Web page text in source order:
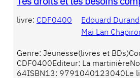
livre: CDF0400 Edouard Durand
Mai Lan
Genre: Jeunesse(livres et
CDF0400Editeur: La
64ISBN13: 9791040123040Le